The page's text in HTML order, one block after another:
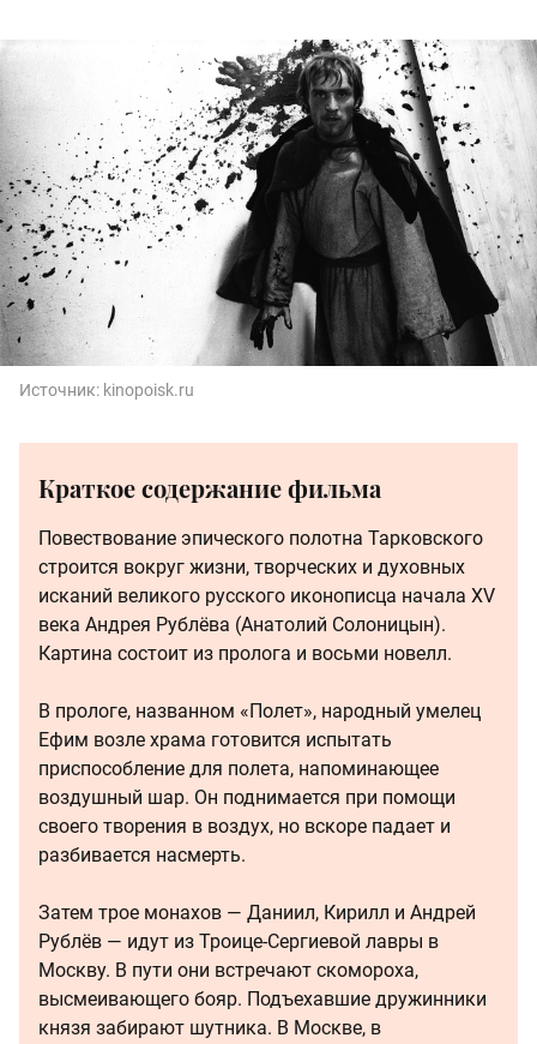
Источник: kinopoisk.ru
Краткое содержание фильма
Повествование эпического полотна Тарковского
строится вокруг жизни, творческих и духовных
исканий великого русского иконописца начала XV
века Андрея Рублёва (Анатолий Солоницын).
Картина состоит из пролога и восьми новелл.
В прологе, названном «Полет», народный умелец
Ефим возле храма готовится испытать
приспособление для полета, напоминающее
воздушный шар. Он поднимается при помощи
своего творения в воздух, но вскоре падает и
разбивается насмерть.
Затем трое монахов — Даниил, Кирилл и Андрей
Рублёв — идут из Троице-Сергиевой лавры в
Москву. В пути они встречают скомороха,
высмеивающего бояр. Подъехавшие дружинники
князя забирают шутника. В Москве, в